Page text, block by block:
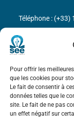
Pour offrir les
que les cookies pour
Le fait de consentir à
données telles que le
site. Le fait de ne pas
un effet négatif sur
Marie
Mentions
Téléphone : (+33)
N° de SIREN :
communautaire :